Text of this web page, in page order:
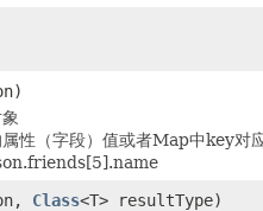
性（字段）值或者Map中key
Class<T> resultType)